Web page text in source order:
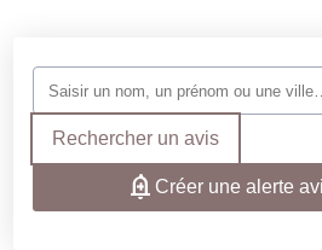
AVIS DE DÉCÈS JANVIER/FEVRIER 2023
Rechercher un avis
Créer une alerte